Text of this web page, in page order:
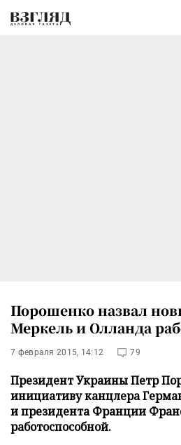
Порошенко назвал
Меркель и Олланда
7 февраля 2015, 14:12 79
Президент Украины Петр
инициативу канцлера
и президента Франции
работоспособной.